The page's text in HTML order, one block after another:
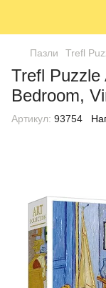
Пазли Trefl
Trefl Puzzle
Bedroom,
Артикул: 93754